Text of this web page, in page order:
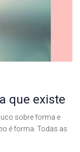
que existe
sobre forma e
é forma. Todas as